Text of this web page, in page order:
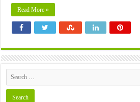
Read More »